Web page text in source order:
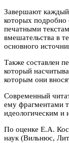
Завершают каждый
которых подробно
печатными
вмешательства в
основного
Также составлен
который
которым они
Современный
ему фрагментами
идеологическим
По оценке Е.А.
наук (Вильнюс,